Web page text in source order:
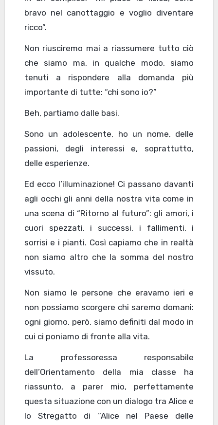
bravo nel canottaggio e voglio diventare
ricco”.
Non riusciremo mai a riassumere tutto ciò
che siamo ma, in qualche modo, siamo
tenuti a rispondere alla domanda più
importante di tutte: “chi sono io?”
Beh, partiamo dalle basi.
Sono un adolescente, ho un nome, delle
passioni, degli interessi e, soprattutto,
delle esperienze.
Ed ecco l’illuminazione! Ci passano davanti
agli occhi gli anni della nostra vita come in
una scena di “Ritorno al futuro”: gli amori, i
cuori spezzati, i successi, i fallimenti, i
sorrisi e i pianti. Così capiamo che in realtà
non siamo altro che la somma del nostro
vissuto.
Non siamo le persone che eravamo ieri e
non possiamo scorgere chi saremo domani:
ogni giorno, però, siamo definiti dal modo in
cui ci poniamo di fronte alla vita.
La professoressa responsabile
dell’Orientamento della mia classe ha
riassunto, a parer mio, perfettamente
questa situazione con un dialogo tra Alice e
lo Stregatto di “Alice nel Paese delle